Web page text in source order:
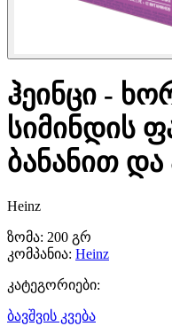
ჰეინცი -
სიმინდის
ბანანით
Heinz
ზომა: 200 გრ
კომპანია: Heinz
კატეგორიები:
ბავშვის კვება